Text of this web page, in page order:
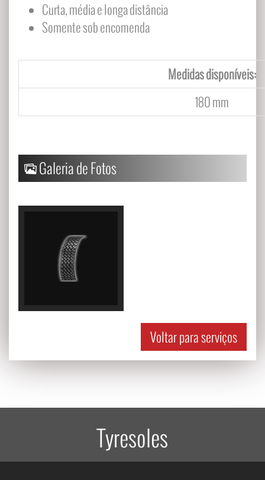
Curta, média e longa distância
Somente sob encomenda
Medidas disponíveis:
180mm
Galeria de Fotos
Voltar para serviços
Tyresoles